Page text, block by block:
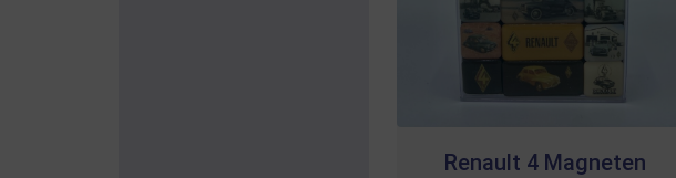
Renault 4 Magneten